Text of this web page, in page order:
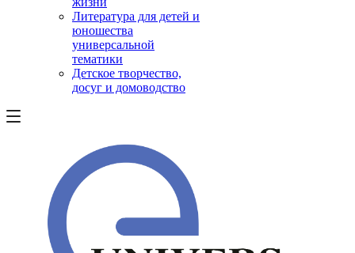
Литература для детей и
юношества
универсальной
тематики
Детское творчество,
досуг и домоводство